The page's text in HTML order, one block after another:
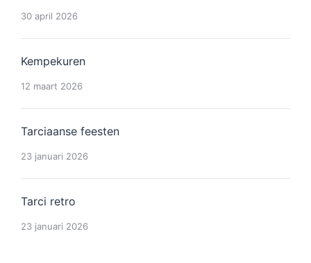
30 april 2026
Kempekuren
12 maart 2026
Tarciaanse feesten
23 januari 2026
Tarci retro
23 januari 2026